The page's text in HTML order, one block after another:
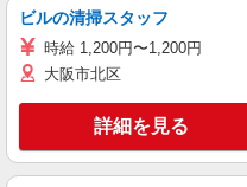
ビルの清掃スタッフ
時給 1,200円〜1,200円
大阪市北区
詳細を見る